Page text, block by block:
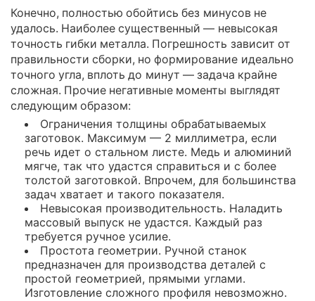
Конечно, полностью обойтись без минусов не
удалось. Наиболее существенный — невысокая
точность гибки металла. Погрешность зависит от
правильности сборки, но формирование идеально
точного угла, вплоть до минут — задача крайне
сложная. Прочие негативные моменты выглядят
следующим образом:
Ограничения толщины обрабатываемых
заготовок. Максимум — 2 миллиметра, если
речь идет о стальном листе. Медь и алюминий
мягче, так что удастся справиться и с более
толстой заготовкой. Впрочем, для большинства
задач хватает и такого показателя.
Невысокая производительность. Наладить
массовый выпуск не удастся. Каждый раз
требуется ручное усилие.
Простота геометрии. Ручной станок
предназначен для производства деталей с
простой геометрией, прямыми углами.
Изготовление сложного профиля невозможно.